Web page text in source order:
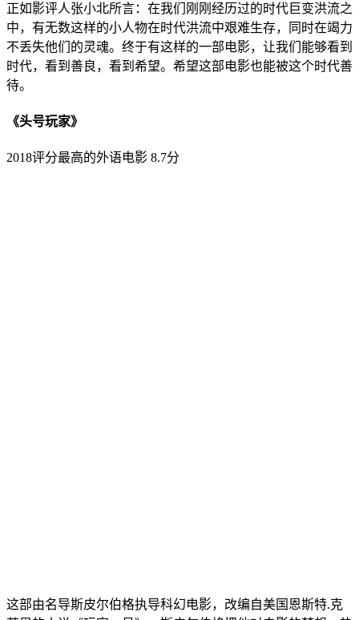
正如影评人张小北所言：在我们刚刚经历过的时代巨变洪流之
中，有无数这样的小人物在时代洪流中艰难生存，同时在竭力
不丢失他们的灵魂。终于有这样的一部电影，让我们能够看到
时代，看到善良，看到希望。希望这部电影也能被这个时代善
待。
《头号玩家》
2018评分最高的外语电影 8.7分
这部由名导斯皮尔伯格执导科幻电影，改编自美国恩斯特.克